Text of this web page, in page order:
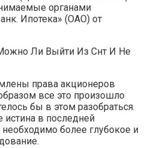
органами
Ипотека» (ОАО) от
Ли Выйти Из Снт И Не
права акционеров
все это произошло
бы в этом разобраться.
истина в последней
более глубокое и